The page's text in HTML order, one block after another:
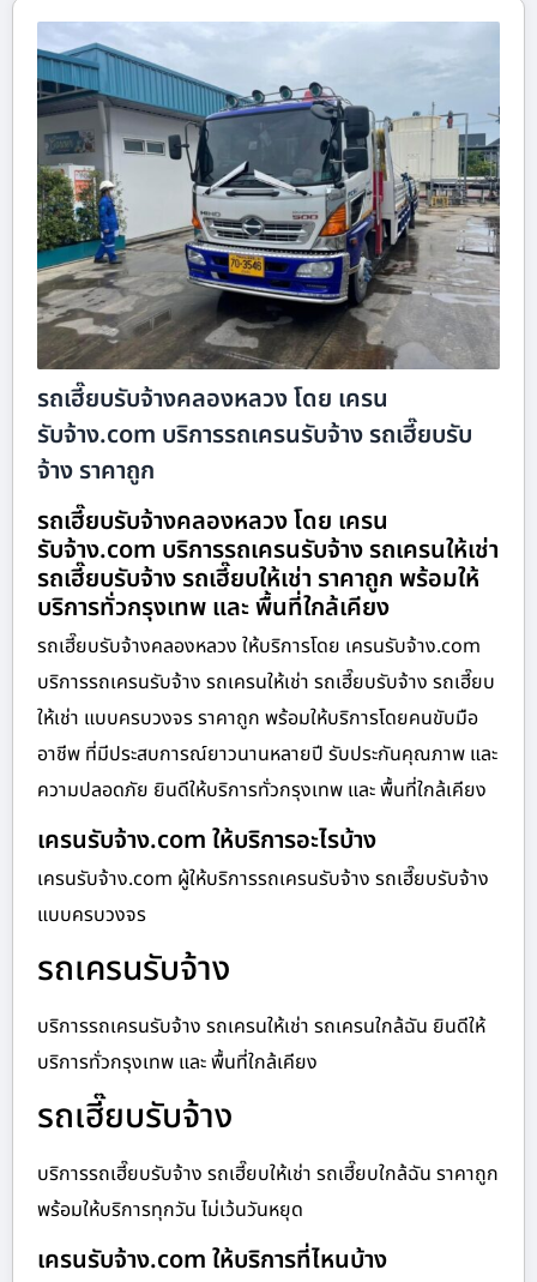
รถเฮี๊ยบรับจ้างคลองหลวง โดย เครน
รับจ้าง.com บริการรถเครนรับจ้าง รถเฮี๊ยบรับ
จ้าง ราคาถูก
รถเฮี๊ยบรับจ้างคลองหลวง โดย เครน
รับจ้าง.com บริการรถเครนรับจ้าง รถเครนให้เช่า
รถเฮี๊ยบรับจ้าง รถเฮี๊ยบให้เช่า ราคาถูก พร้อมให้
บริการทั่วกรุงเทพ และ พื้นที่ใกล้เคียง
รถเฮี๊ยบรับจ้างคลองหลวง ให้บริการโดย เครนรับจ้าง.com
บริการรถเครนรับจ้าง รถเครนให้เช่า รถเฮี๊ยบรับจ้าง รถเฮี๊ยบ
ให้เช่า แบบครบวงจร ราคาถูก พร้อมให้บริการโดยคนขับมือ
อาชีพ ที่มีประสบการณ์ยาวนานหลายปี รับประกันคุณภาพ และ
ความปลอดภัย ยินดีให้บริการทั่วกรุงเทพ และ พื้นที่ใกล้เคียง
เครนรับจ้าง.com ให้บริการอะไรบ้าง
เครนรับจ้าง.com ผู้ให้บริการรถเครนรับจ้าง รถเฮี๊ยบรับจ้าง
แบบครบวงจร
รถเครนรับจ้าง
บริการรถเครนรับจ้าง รถเครนให้เช่า รถเครนใกล้ฉัน ยินดีให้
บริการทั่วกรุงเทพ และ พื้นที่ใกล้เคียง
รถเฮี๊ยบรับจ้าง
บริการรถเฮี๊ยบรับจ้าง รถเฮี๊ยบให้เช่า รถเฮี๊ยบใกล้ฉัน ราคาถูก
พร้อมให้บริการทุกวัน ไม่เว้นวันหยุด
เครนรับจ้าง.com ให้บริการที่ไหนบ้าง